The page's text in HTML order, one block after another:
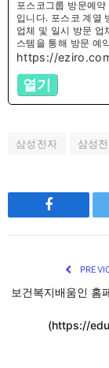
포스코그룹 방문예
입니다. 포스코 계열
업체 및 일시 방문 업
스템을 통해 방문 예
https://
열기
삼성전자 삼성
Facebook
보건복지배움인 홈
(https://